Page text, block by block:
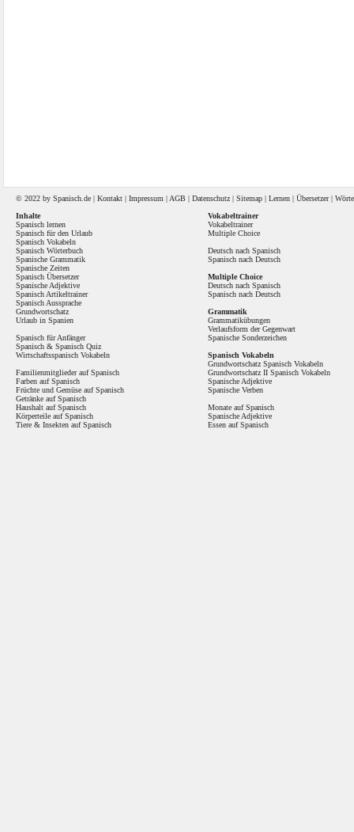
© 2022 by Spanisch .de | Kontakt | Impressum | AGB | Datenschutz | Sitemap | Lernen | Übersetzer|
Inhalte
Spanisch lernen
Spanisch für den Urlaub
Spanisch Vokabeln
Spanisch Wörterbuch
Spanische Grammatik
Spanische Zeiten
Spanisch Übersetzer
Spanische Adjektive
Spanisch Artikeltrainer
Spanisch Aussprache
Grundwortschatz
Urlaub in Spanien
Spanisch für Anfänger
Spanisch & Spanisch Quiz
Wirtschaftsspanisch Vokabeln
Familienmitglieder auf Spanisch
Farben auf Spanisch
Früchte und Gemüse auf Spanisch
Getränke auf Spanisch
Haushalt auf Spanisch
Körperteile auf Spanisch
Tiere & Insekten auf Spanisch
Vokabeltrainer
Vokabeltrainer
Multiple Choice
Deutsch nach Spanisch
Spanisch nach Deutsch
Multiple Choice
Deutsch nach Spanisch
Spanisch nach Deutsch
Grammatik
Grammatikübungen
Verlaufsform der Gegenwart
Spanische Sonderzeichen
Spanisch Vokabeln
Grundwortschatz Spanisch Vokabeln
Grundwortschatz II Spanisch Vokabeln
Spanische Adjektive
Spanische Verben
Monate auf Spanisch
Spanische Adjektive
Essen auf Spanisch